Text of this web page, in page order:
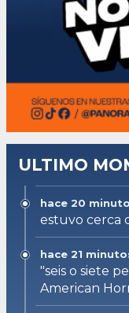
ULTIMO
hace 20
estuvo cerca
hace 21
"seis o siete
American